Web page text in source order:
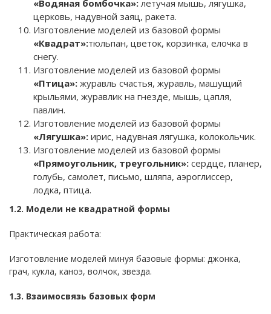
«Водяная бомбочка»: летучая мышь, лягушка,
церковь, надувной заяц, ракета.
Изготовление моделей из базовой формы
«Квадрат»:тюльпан, цветок, корзинка, елочка в
снегу.
Изготовление моделей из базовой формы
«Птица»: журавль счастья, журавль, машущий
крыльями, журавлик на гнезде, мышь, цапля,
павлин.
Изготовление моделей из базовой формы
«Лягушка»: ирис, надувная лягушка, колокольчик.
Изготовление моделей из базовой формы
«Прямоугольник, треугольник»: сердце, планер,
голубь, самолет, письмо, шляпа, аэроглиссер,
лодка, птица.
1.2. Модели не квадратной формы
Практическая работа:
Изготовление моделей минуя базовые формы: джонка,
грач, кукла, каноэ, волчок, звезда.
1.3. Взаимосвязь базовых форм